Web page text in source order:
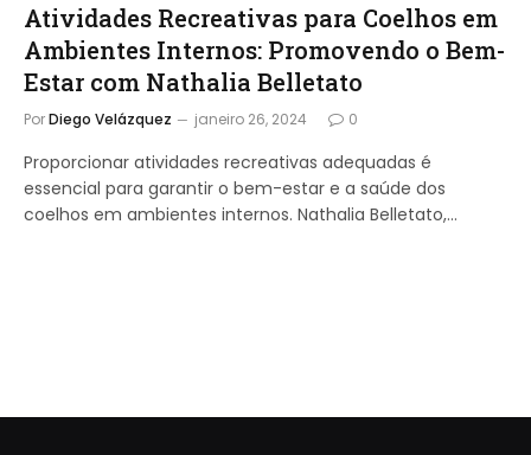
Atividades Recreativas para Coelhos em
Ambientes Internos: Promovendo o Bem-
Estar com Nathalia Belletato
PorDiego Velázquez janeiro 26, 2024 0
Proporcionar atividades recreativas adequadas é
essencial para garantir o bem-estar e a saúde dos
coelhos em ambientes internos. Nathalia Belletato,…